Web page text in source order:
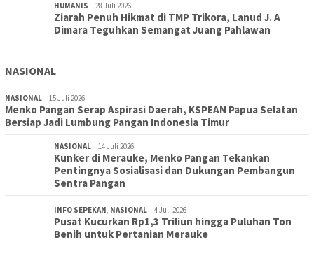
HUMANIS 28 Juli 2026
Ziarah Penuh Hikmat di TMP Trikora, Lanud J. A
Dimara Teguhkan Semangat Juang Pahlawan
NASIONAL
NASIONAL 15 Juli 2026
Menko Pangan Serap Aspirasi Daerah, KSPEAN Papua Selatan
Bersiap Jadi Lumbung Pangan Indonesia Timur
NASIONAL 14 Juli 2026
Kunker di Merauke, Menko Pangan Tekankan
Pentingnya Sosialisasi dan Dukungan Pembangun
Sentra Pangan
INFO SEPEKAN, NASIONAL 4 Juli 2026
Pusat Kucurkan Rp1,3 Triliun hingga Puluhan Ton
Benih untuk Pertanian Merauke